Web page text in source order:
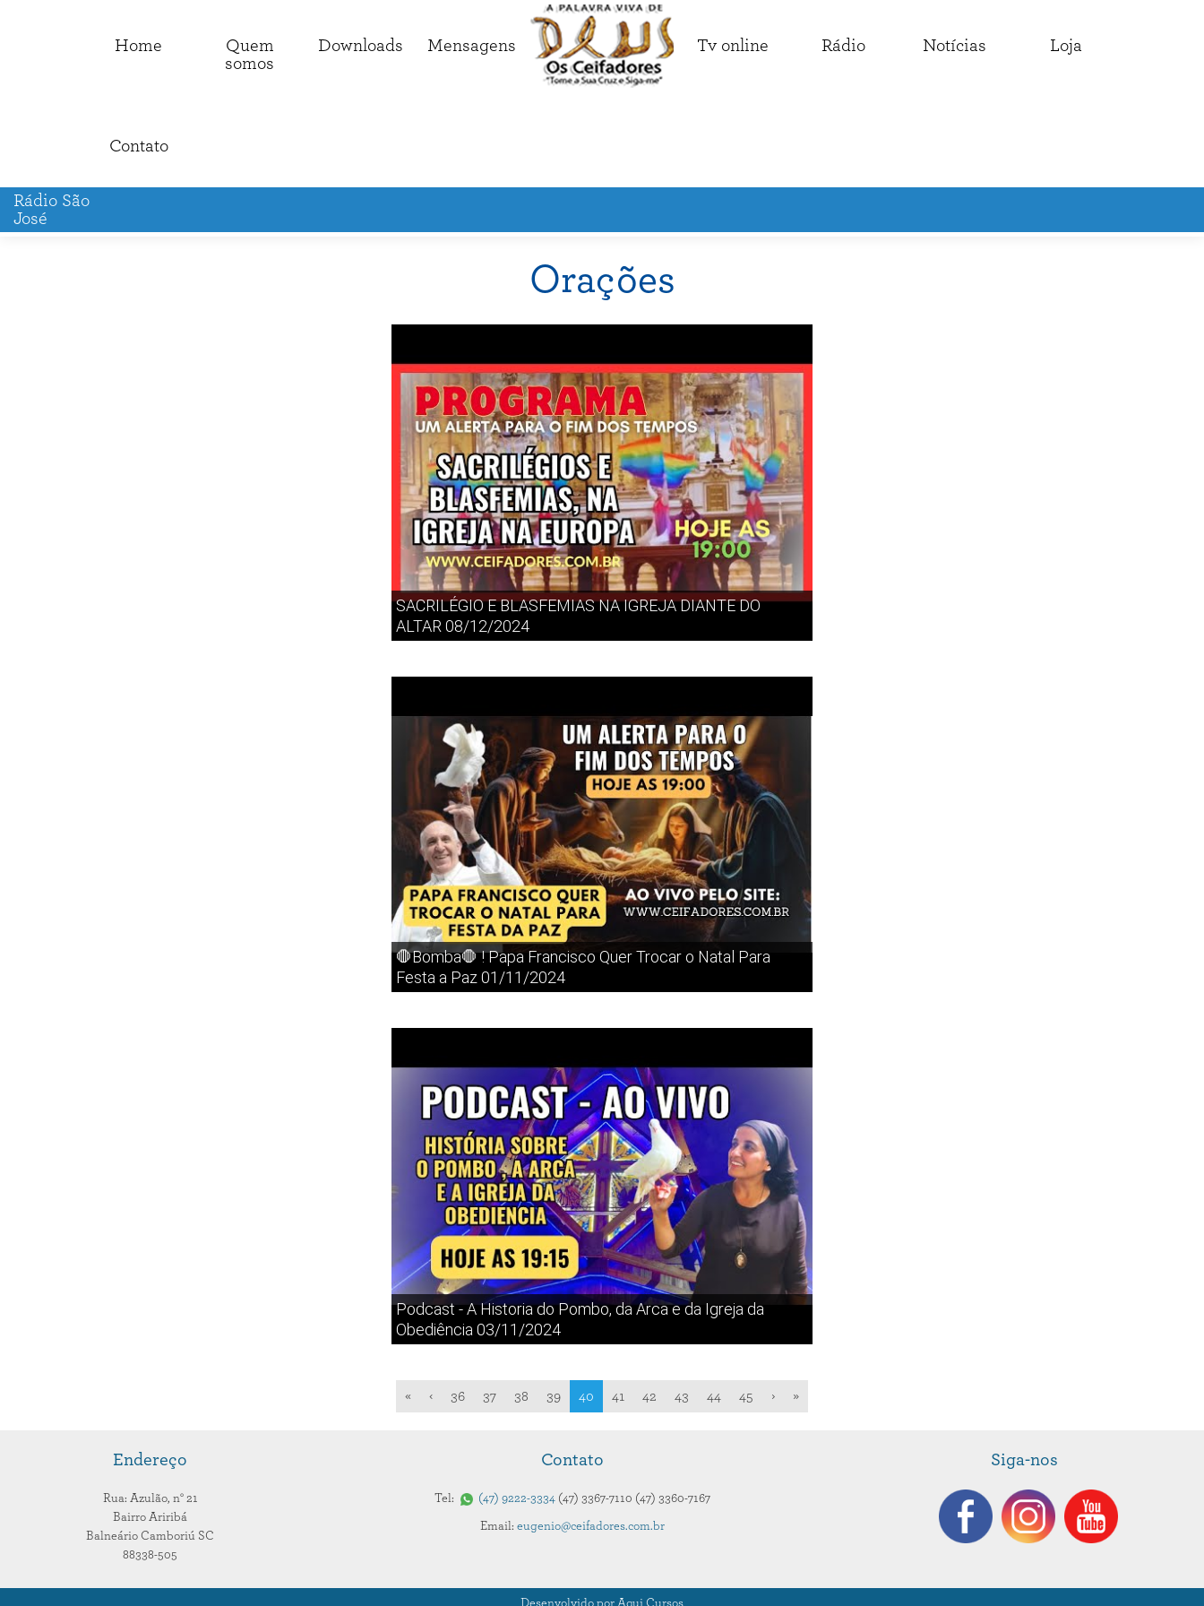
Home
Quem
somos
Downloads Mensagens Tv online Rádio Notícias Loja
Contato
Rádio São
José
Orações
SACRILÉGIO E BLASFEMIAS NA IGREJA DIANTE DO
ALTAR 08/12/2024
🛑Bomba🛑 ! Papa Francisco Quer Trocar o Natal Para
Festa a Paz 01/11/2024
Podcast - A Historia do Pombo, da Arca e da Igreja da
Obediência 03/11/2024
« ‹ 36 37 38 39 40 41 42 43 44 45 › »
Endereço
Rua: Azulão, n° 21
Bairro Ariribá
Balneário Camboriú SC
88338-505
Contato
Tel: 47 9222-3334 47 3367-7110 47 3360-7167
Email: eugenio@ceifadores.com.br
Siga-nos
Desenvolvido por Aqui Cursos